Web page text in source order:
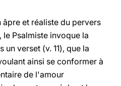
et réaliste du pervers
Psalmiste invoque la
verset (v. 11), que la
ainsi se conformer à
de l'amour